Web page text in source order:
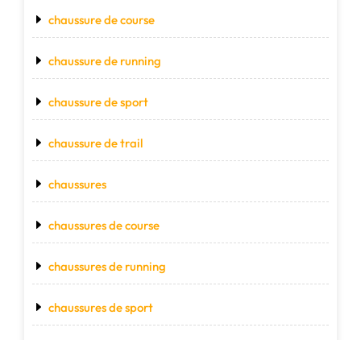
chaussure de course
chaussure de running
chaussure de sport
chaussure de trail
chaussures
chaussures de course
chaussures de running
chaussures de sport